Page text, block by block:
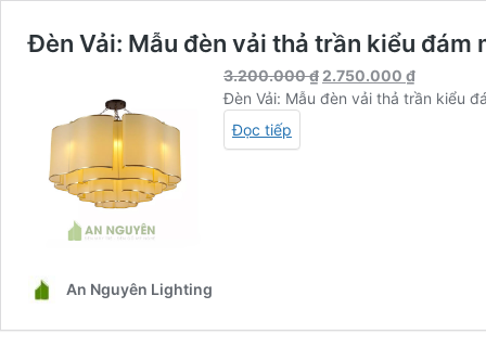
Đèn Vải: Mẫu đèn vải thả trần kiểu đám
3.200.000₫ Giá
gốc
2.750.000 ₫Giá
hiện
Đèn Vải: Mẫu đèn vải thả trần kiểu
Đọc tiếp
An Nguyên Lighting